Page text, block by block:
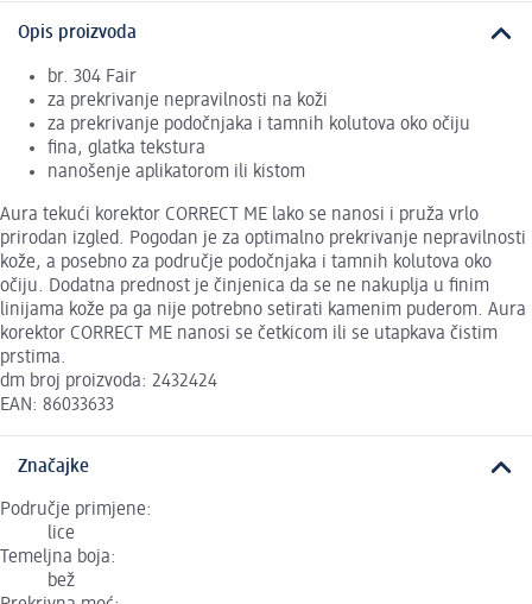
Opis proizvoda
br. 304 Fair
za prekrivanje nepravilnosti na koži
za prekrivanje podočnjaka i tamnih kolutova oko očiju
fina, glatka tekstura
nanošenje aplikatorom ili kistom
Aura tekući korektor CORRECT ME lako se nanosi i pruža vrlo
prirodan izgled. Pogodan je za optimalno prekrivanje nepravilnosti
kože, a posebno za područje podočnjaka i tamnih kolutova oko
očiju. Dodatna prednost je činjenica da se ne nakuplja u finim
linijama kože pa ga nije potrebno setirati kamenim puderom. Aura
korektor CORRECT ME nanosi se četkicom ili se utapkava čistim
prstima.
dm broj proizvoda: 2432424
EAN: 86033633
Značajke
Područje primjene:
lice
Temeljna boja:
bež